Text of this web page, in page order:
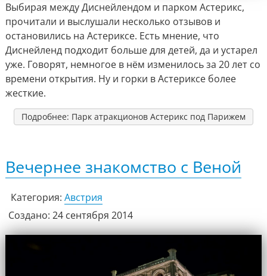
Выбирая между Диснейлендом и парком Астерикс,
прочитали и выслушали несколько отзывов и
остановились на Астериксе. Есть мнение, что
Диснейленд подходит больше для детей, да и устарел
уже. Говорят, немногое в нём изменилось за 20 лет со
времени открытия. Ну и горки в Астериксе более
жесткие.
Подробнее: Парк атракционов Астерикс под Парижем
Вечернее знакомство с Веной
Категория: Австрия
Создано: 24 сентября 2014